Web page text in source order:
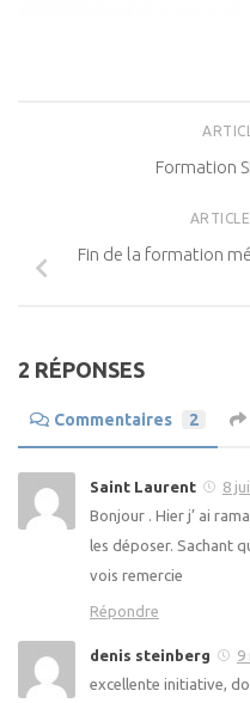
Formation
Fin de la formation
2 RÉPONSES
Commentaires 2
Saint Laurent
8
Bonjour . Hier j’ ai
les déposer. Sachant
vois remercie
Répondre
denis steinberg
9
excellente initiative,